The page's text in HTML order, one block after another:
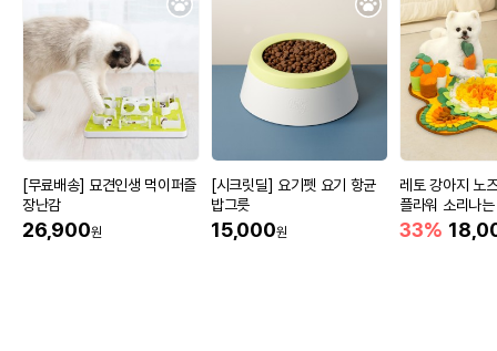
[무료배송] 묘견인생 먹이퍼즐
장난감
26,900원
[시크릿딜] 요기펫 요기 항균
밥그릇
15,000원
레토 강아지 노
플라워 소리나
매트
33%